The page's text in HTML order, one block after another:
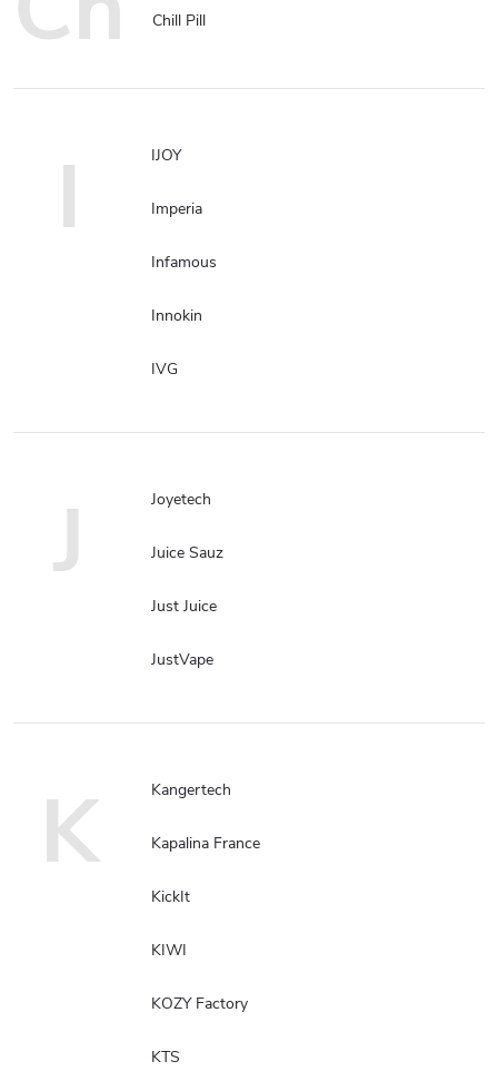
Chill Pill
I IJOY
Imperia
Infamous
Innokin
IVG
J Joyetech
Juice Sauz
Just Juice
JustVape
K Kangertech
Kapalina France
KickIt
KIWI
KOZY Factory
KTS